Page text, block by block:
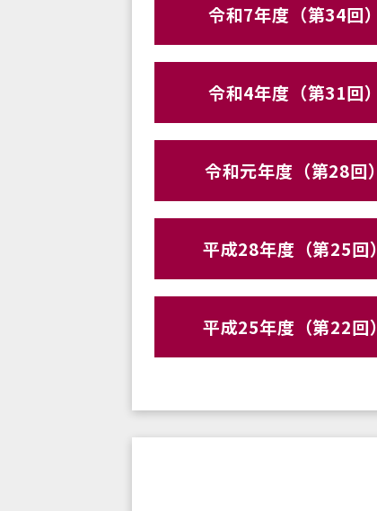
令和7年度（第34回）
令和4年度（第31回）
令和元年度（第28回）
平成28年度（第25回）
平成25年度（第22回）